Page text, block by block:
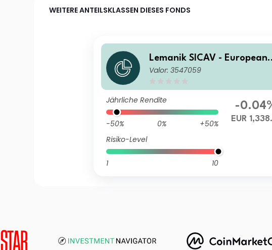
WEITERE ANTEILSKLASSEN DIESES FONDS
Lemanik SICAV - European
exible Bond Capitalisation In
Valor: 3547059
Jährliche Rendite
-50% 0%
+50%
Risiko-Level
1 10
-
EUR